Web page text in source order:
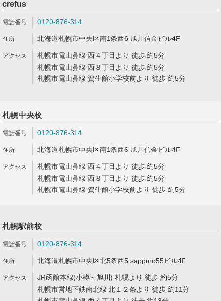
crefus
0120-876-314
北海道札幌市中央区南1条西6 旭川信金ビル4F
札幌市電山鼻線 西４丁目より 徒歩 約5分
札幌市電山鼻線 西８丁目より 徒歩 約5分
札幌市電山鼻線 資生館小学校前より 徒歩 約5分
札幌中央校
0120-876-314
北海道札幌市中央区南1条西6 旭川信金ビル4F
札幌市電山鼻線 西４丁目より 徒歩 約5分
札幌市電山鼻線 西８丁目より 徒歩 約5分
札幌市電山鼻線 資生館小学校前より 徒歩 約5分
札幌駅前校
0120-876-314
北海道札幌市中央区北5条西5 sapporo55ビル4F
JR函館本線(小樽～旭川) 札幌より 徒歩 約5分
札幌市営地下鉄南北線 北１２条より 徒歩 約11分